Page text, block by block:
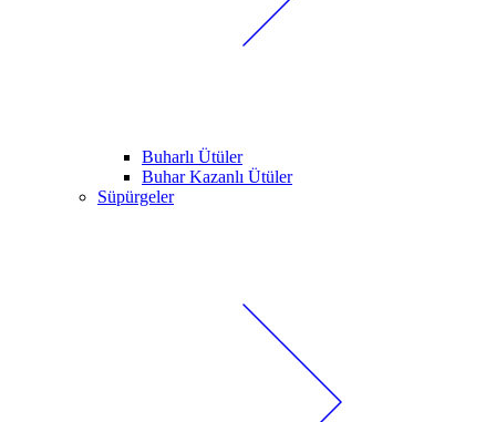
Buharlı Ütüler
Buhar Kazanlı Ütüler
Süpürgeler